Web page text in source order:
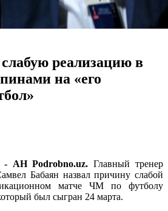
реализацию в
на «его
- АН Podrobno.uz. Главный тренер
Бабаян назвал причину слабой
матче ЧМ по футболу
был сыгран 24 марта.